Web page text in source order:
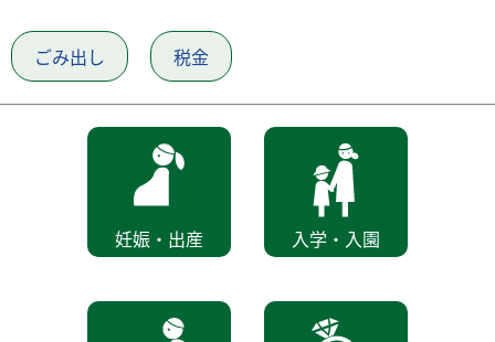
ごみ出し 税金
妊娠・出産 入学・入園